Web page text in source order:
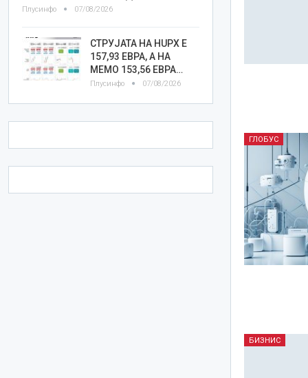
ГЛОБУС
БИЗНИС
Плусинфо 07/08/2026
СТРУЈАТА НА HUPX Е
157,93 ЕВРА, А НА
МЕМО 153,56 ЕВРА…
Плусинфо 07/08/2026